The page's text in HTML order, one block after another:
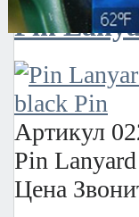
Pin
Артикул
Pin
Цена